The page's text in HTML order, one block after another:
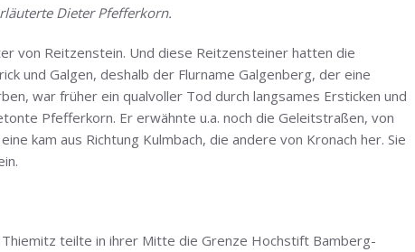
Dieter Pfefferkorn.
von Reitzenstein. Und diese Reitzensteiner hatten die
und Galgen, deshalb der Flurname Galgenberg, der eine
war früher ein qualvoller Tod durch langsames Ersticken und
Pfefferkorn. Er erwähnte u.a. noch die Geleitstraßen, von
kam aus Richtung Kulmbach, die andere von Kronach her. Sie
teilte in ihrer Mitte die Grenze Hochstift Bamberg-